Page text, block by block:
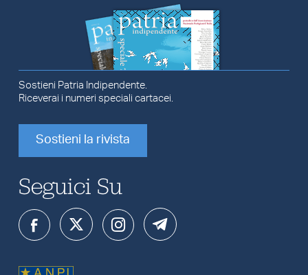
Sostieni Patria Indipendente.
Riceverai i numeri speciali cartacei.
Sostieni la rivista
Seguici Su